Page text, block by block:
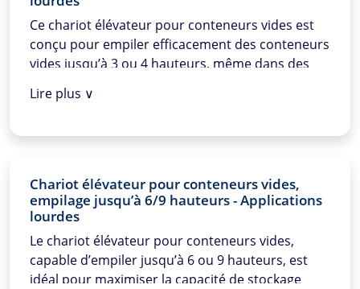
Ce chariot élévateur pour conteneurs vides est
conçu pour empiler efficacement des conteneurs
vides jusqu’à 3 ou 4 hauteurs, même dans des
robuste et ses moteurs puissants, ce chariot
le rendant idéal pour une utilisation intensive
Lire plus ∨
Chariot élévateur pour conteneurs vides,
empilage jusqu’à 6/9 hauteurs - Applications
lourdes
Le chariot élévateur pour conteneurs vides,
capable d’empiler jusqu’à 6 ou 9 hauteurs, est
idéal pour maximiser la capacité de stockage